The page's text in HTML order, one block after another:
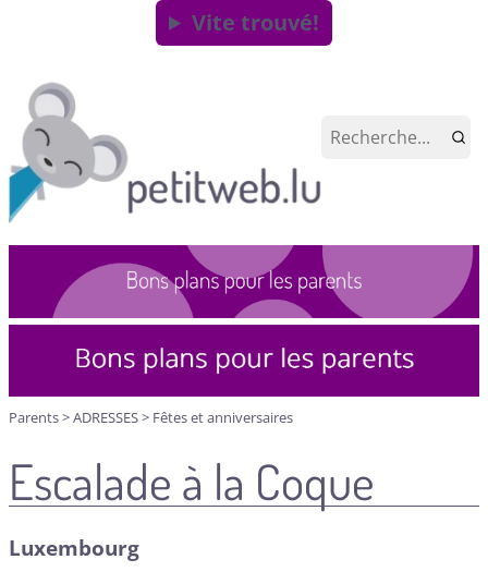
Vite trouvé!
Parents>ADRESSES> Fêtes et anniversaires
Escalade à la Coque
Luxembourg